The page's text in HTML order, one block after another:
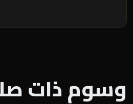
وسوم ذات